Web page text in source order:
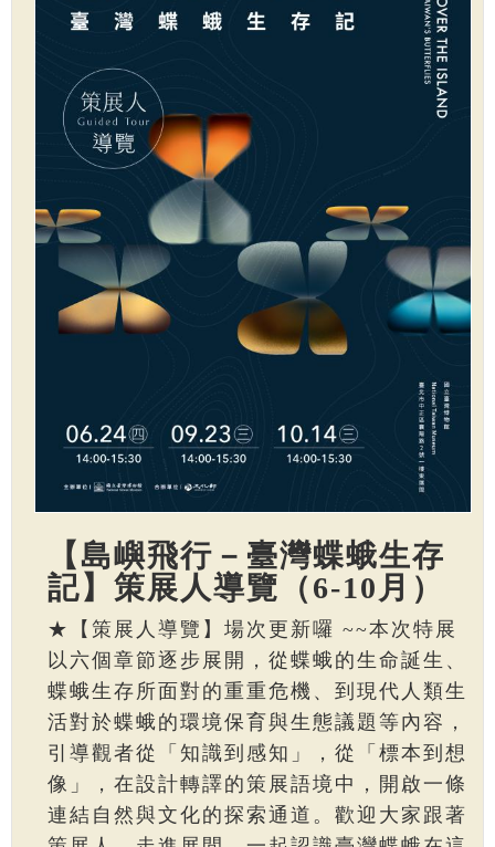
【島嶼飛行－臺灣蝶蛾生存
記】策展人導覽（6-10月）
★【策展人導覽】場次更新囉 ~~本次特展
以六個章節逐步展開，從蝶蛾的生命誕生、
蝶蛾生存所面對的重重危機、到現代人類生
活對於蝶蛾的環境保育與生態議題等內容，
引導觀者從「知識到感知」，從「標本到想
像」，在設計轉譯的策展語境中，開啟一條
連結自然與文化的探索通道。歡迎大家跟著